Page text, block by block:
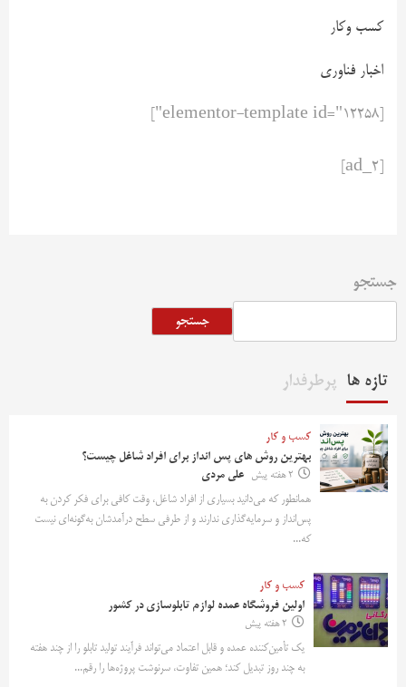
کسب وکار
اخبار فناوری
جستجو
جستجو
تازه ها پرطرفدار
کسب و کار
بهترین روش‌ های پس‌ انداز برای افراد شاغل چیست؟
2 هفته پیش
علی مردی
همانطور که می‌دانید بسیاری از افراد شاغل، وقت کافی برای فکر کردن به
پس‌انداز و سرمایه‌گذاری ندارند و از طرفی سطح درآمدشان به‌گونه‌ای نیست
که...
کسب و کار
اولین فروشگاه عمده لوازم تابلوسازی در کشور
2 هفته پیش
یک تأمین‌کننده عمده و قابل اعتماد می‌تواند فرآیند تولید تابلو را از چند هفته
به چند روز تبدیل کند؛ همین تفاوت، سرنوشت پروژه‌ها را رقم...